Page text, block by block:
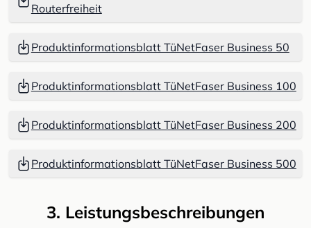
Routerfreiheit
Produktinformationsblatt TüNetFaser Business 50
Produktinformationsblatt TüNetFaser Business 100
Produktinformationsblatt TüNetFaser Business 200
Produktinformationsblatt TüNetFaser Business 500
3. Leistungsbeschreibungen